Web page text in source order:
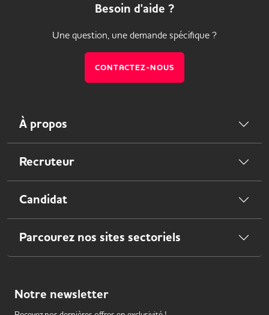
Besoin d'aide ?
Une question, une demande spécifique ?
CONTACTEZ-NOUS
À propos
Recruteur
Candidat
Parcourez nos sites sectoriels
Notre newsletter